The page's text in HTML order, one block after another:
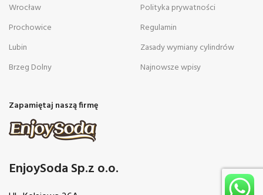
Wrocław
Prochowice
Lubin
Brzeg Dolny
Polityka prywatności
Regulamin
Zasady wymiany cylindrów
Najnowsze wpisy
Zapamiętaj naszą firmę
EnjoySoda Sp.z o.o.